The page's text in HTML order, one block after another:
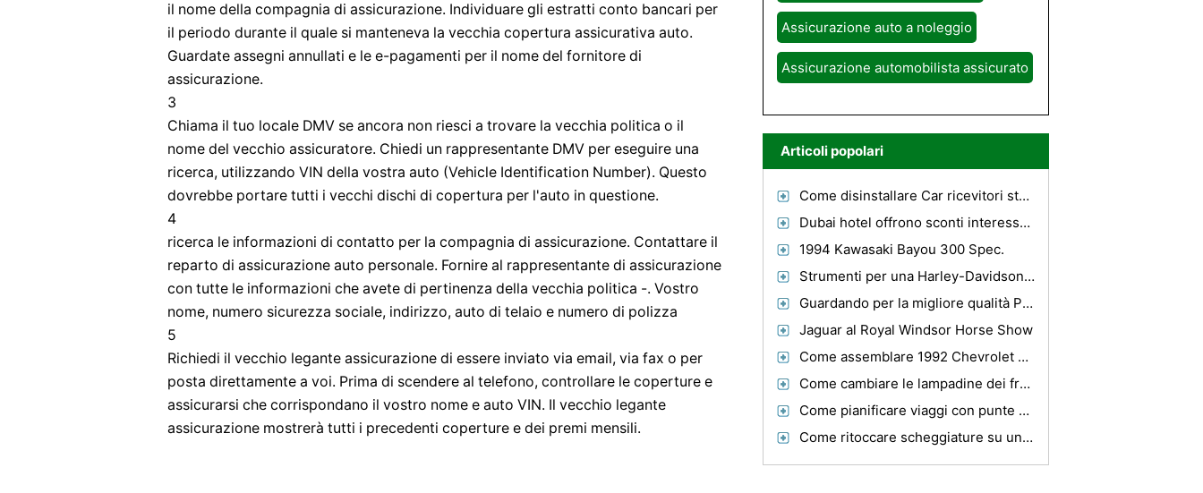
il nome della compagnia di assicurazione. Individuare gli estratti conto bancari per
il periodo durante il quale si manteneva la vecchia copertura assicurativa auto.
Guardate assegni annullati e le e-pagamenti per il nome del fornitore di
assicurazione.
3
Chiama il tuo locale DMV se ancora non riesci a trovare la vecchia politica o il
nome del vecchio assicuratore. Chiedi un rappresentante DMV per eseguire una
ricerca, utilizzando VIN della vostra auto (Vehicle Identification Number). Questo
dovrebbe portare tutti i vecchi dischi di copertura per l'auto in questione.
4
ricerca le informazioni di contatto per la compagnia di assicurazione. Contattare il
reparto di assicurazione auto personale. Fornire al rappresentante di assicurazione
con tutte le informazioni che avete di pertinenza della vecchia politica -. Vostro
nome, numero sicurezza sociale, indirizzo, auto di telaio e numero di polizza
5
Richiedi il vecchio legante assicurazione di essere inviato via email, via fax o per
posta direttamente a voi. Prima di scendere al telefono, controllare le coperture e
assicurarsi che corrispondano il vostro nome e auto VIN. Il vecchio legante
assicurazione mostrerà tutti i precedenti coperture e dei premi mensili.
Assicurazione auto a noleggio
Assicurazione automobilista assicurato
Articoli popolari
Come disinstallare Car ricevitori stereo
Dubai hotel offrono sconti interessanti su hotel tariffa
1994 Kawasaki Bayou 300 Spec.
Strumenti per una Harley-Davidson Meccanico
Guardando per la migliore qualità Parti utilizzate e Ruote usate? Visita Autopartslocator
Jaguar al Royal Windsor Horse Show
Come assemblare 1992 Chevrolet Pickup Freni posteriori
Come cambiare le lampadine dei freni
Come pianificare viaggi con punte You Got Over The Phone
Come ritoccare scheggiature su un auto